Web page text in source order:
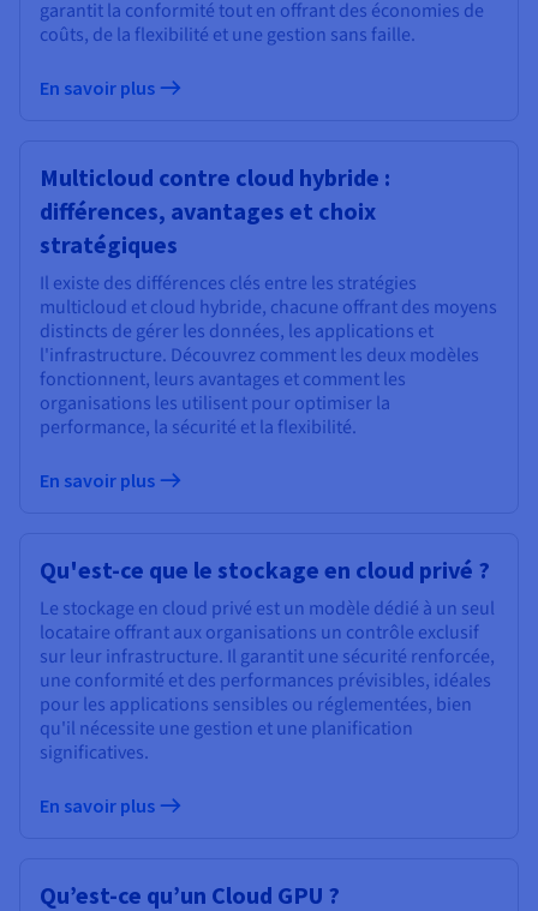
garantit la conformité tout en offrant des économies de
coûts, de la flexibilité et une gestion sans faille.
En savoir plus
Multicloud contre cloud hybride :
différences, avantages et choix
stratégiques
Il existe des différences clés entre les stratégies
multicloud et cloud hybride, chacune offrant des moyens
distincts de gérer les données, les applications et
l'infrastructure. Découvrez comment les deux modèles
fonctionnent, leurs avantages et comment les
organisations les utilisent pour optimiser la
performance, la sécurité et la flexibilité.
En savoir plus
Qu'est-ce que le stockage en cloud privé ?
Le stockage en cloud privé est un modèle dédié à un seul
locataire offrant aux organisations un contrôle exclusif
sur leur infrastructure. Il garantit une sécurité renforcée,
une conformité et des performances prévisibles, idéales
pour les applications sensibles ou réglementées, bien
qu'il nécessite une gestion et une planification
significatives.
En savoir plus
Qu’est-ce qu’un Cloud GPU ?